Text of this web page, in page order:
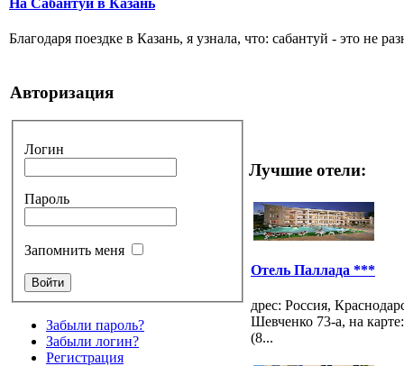
Благодаря поездке в Казань, я узнала, что: сабантуй - это не
Авторизация
Логин
Пароль
Запомнить меня
Забыли пароль?
Забыли логин?
Регистрация
Лучшие отели:
Отель Паллада ***
дрес: Россия,
Шевченко 73-а, на
(8...